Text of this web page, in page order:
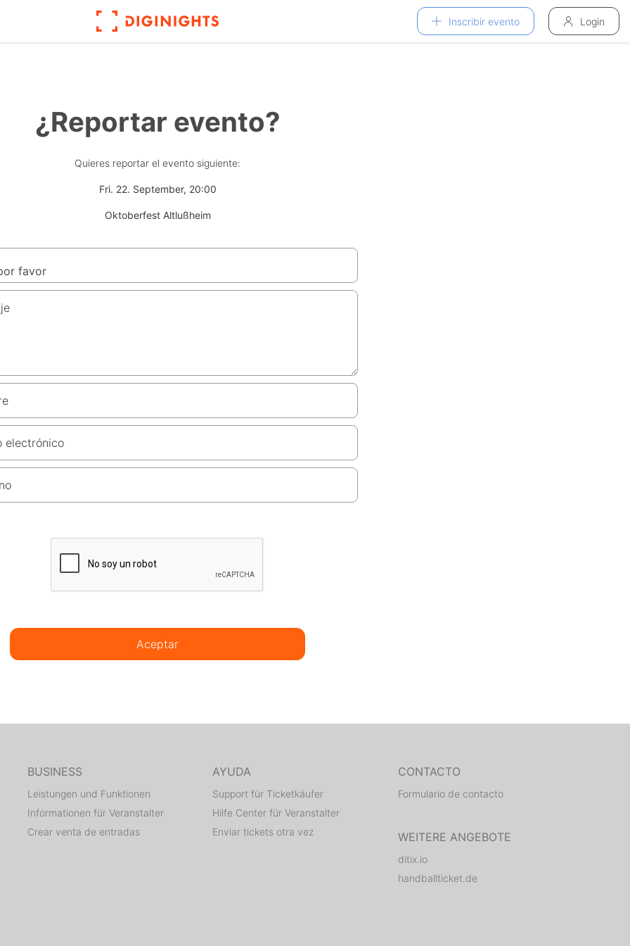
Inscribir evento Login
¿Reportar evento?
Quieres reportar el evento siguiente:
Fri. 22. September, 20:00
Oktoberfest Altlußheim
electrónico
Aceptar
BUSINESS
Leistungen und Funktionen
Informationen für Veranstalter
Crear venta de entradas
AYUDA
Support für Ticketkäufer
Hilfe Center für Veranstalter
Enviar tickets otra vez
CONTACTO
Formulario de contacto
WEITERE ANGEBOTE
ditix.io
handballticket.de